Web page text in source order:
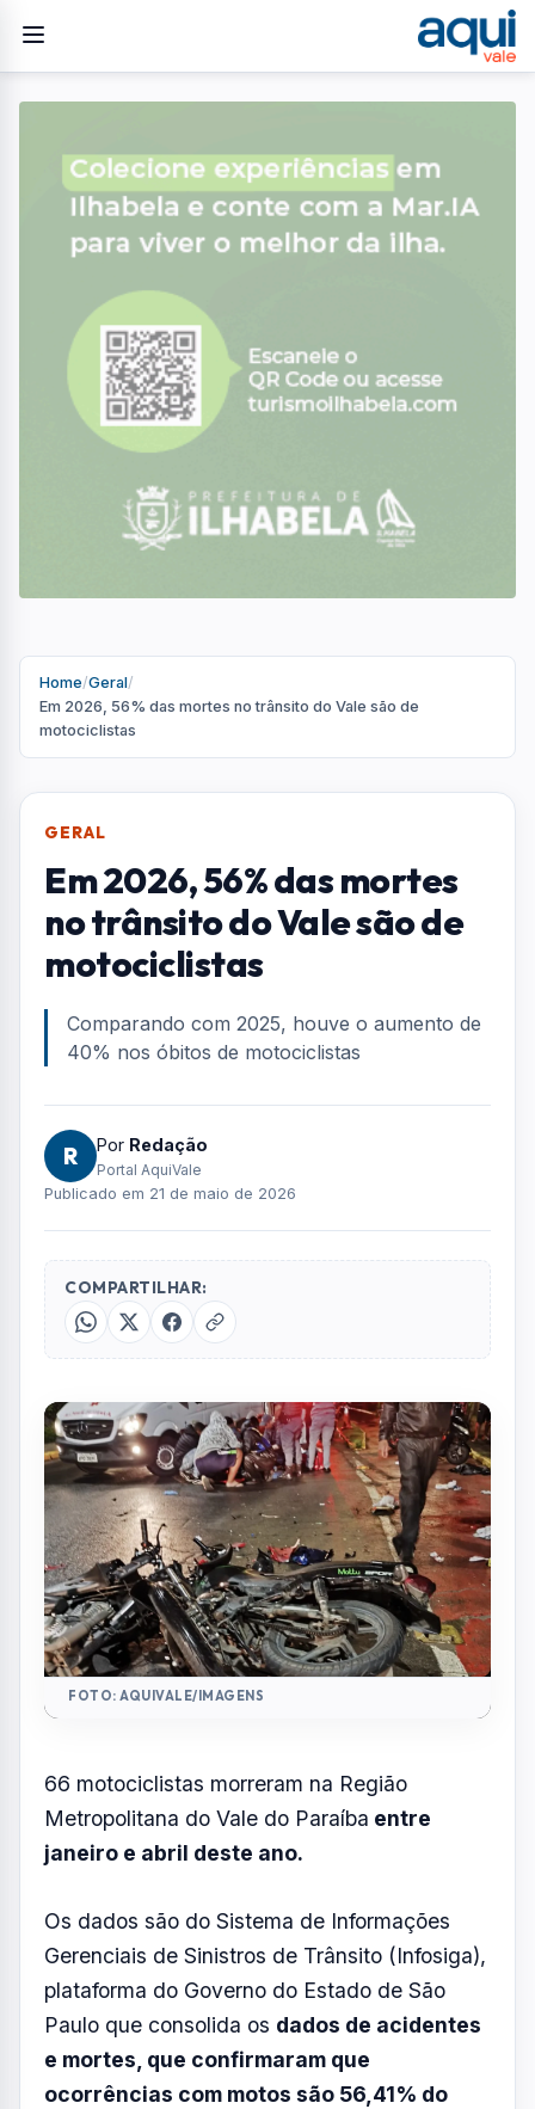
Home/Geral/
Em 2026, 56% das mortes no trânsito do Vale são de
motociclistas
GERAL
Em 2026, 56% das mortes
no trânsito do Vale são de
motociclistas
Comparando com 2025, houve o aumento de
40% nos óbitos de motociclistas
R Por Redação
Portal AquiVale
Publicado em 21 de maio de 2026
COMPARTILHAR:
FOTO: AQUIVALE/IMAGENS
66 motociclistas morreram na Região
Metropolitana do Vale do Paraíba entre
janeiro e abril deste ano.
Os dados são do Sistema de Informações
Gerenciais de Sinistros de Trânsito (Infosiga),
plataforma do Governo do Estado de São
Paulo que consolida os dados de acidentes
e mortes, que confirmaram que
ocorrências com motos são 56,41% do